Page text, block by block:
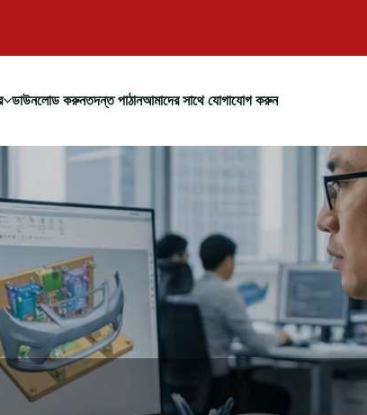
ডাউনলোড করুনতদন্ত পাঠানআমাদের সাথে যোগাযোগ করুন